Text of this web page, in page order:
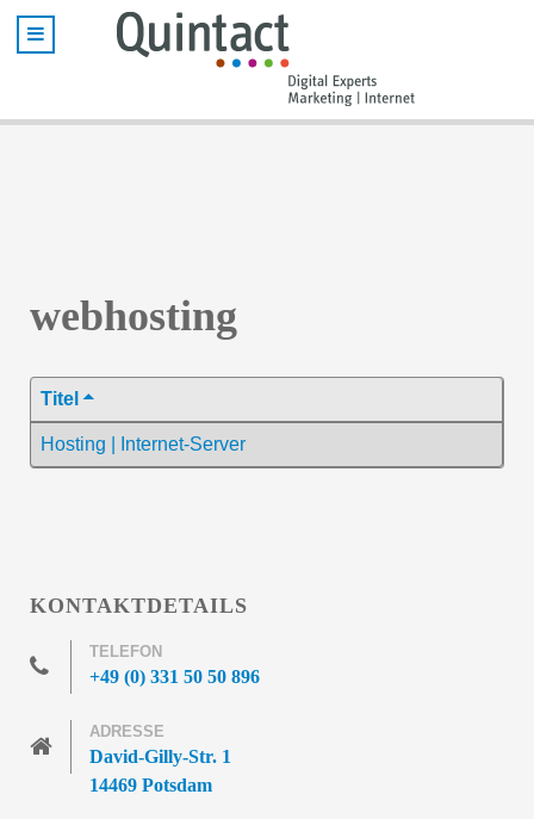
webhosting
Titel
Hosting | Internet-Server
KONTAKTDETAILS
TELEFON
+49 (0) 331 50 50 896
ADRESSE
David-Gilly-Str. 1
14469 Potsdam